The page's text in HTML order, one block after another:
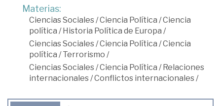
Materias:
Ciencias Sociales/Ciencia Política /Ciencia
política /Historia Política de Europa /
Ciencias Sociales/Ciencia Política /Ciencia
política /Terrorismo /
Ciencias Sociales/Ciencia Política /Relaciones
internacionales/Conflictos internacionales/